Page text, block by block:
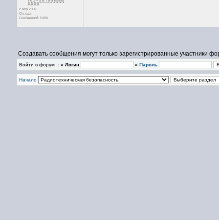
с апр 2007
Отсюда
Сообщений: 5498
Создавать сообщения могут только зарегистрированные участники
Войти в форум :: » Логин » Пароль
Начало